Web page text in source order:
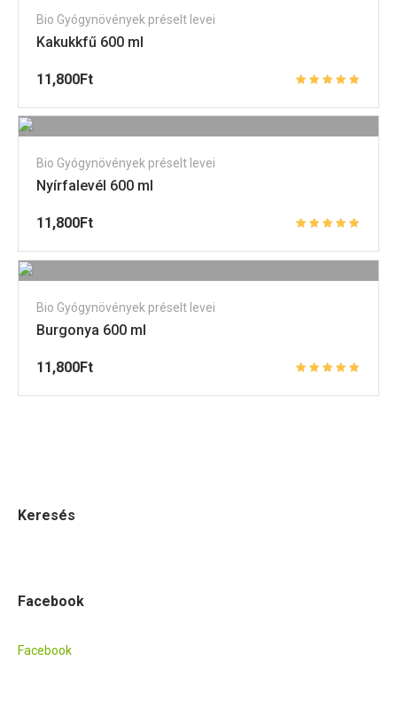
Bio Gyógynövények préselt levei
Kakukkfű 600 ml
11,800Ft
Bio Gyógynövények préselt levei
Nyírfalevél 600 ml
11,800Ft
Bio Gyógynövények préselt levei
Burgonya 600 ml
11,800Ft
Keresés
Facebook
Facebook